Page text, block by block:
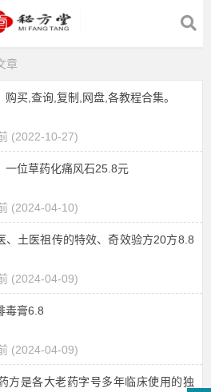
章
购买,查询,复制,网盘,各教程合集。
(2022-10-27)
一位草药化痛风石25.8元
(2024-04-10)
、土医祖传的特效、奇效验方20方8.8
(2024-04-09)
毒膏6.8
(2024-04-09)
方是各大老药字号多年临床使用的独